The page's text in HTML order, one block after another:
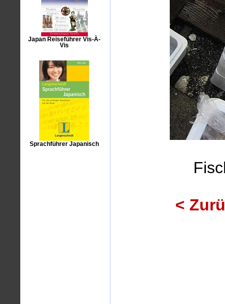
Japan Reiseführer Vis-À-
Vis
Sprachführer Japanisch
<